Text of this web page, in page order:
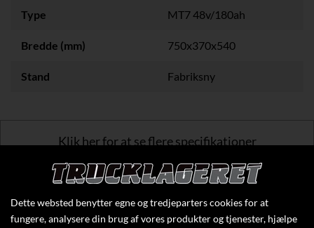
Type MT7 48v/180ah
Bredde (mm) 750x370x540
Stand Fabriksny
Klik her for at se flere specifikationer
Dette websted benytter egne og tredjeparters cookies for at
fungere, analysere din brug af vores produkter og tjenester, hjælpe